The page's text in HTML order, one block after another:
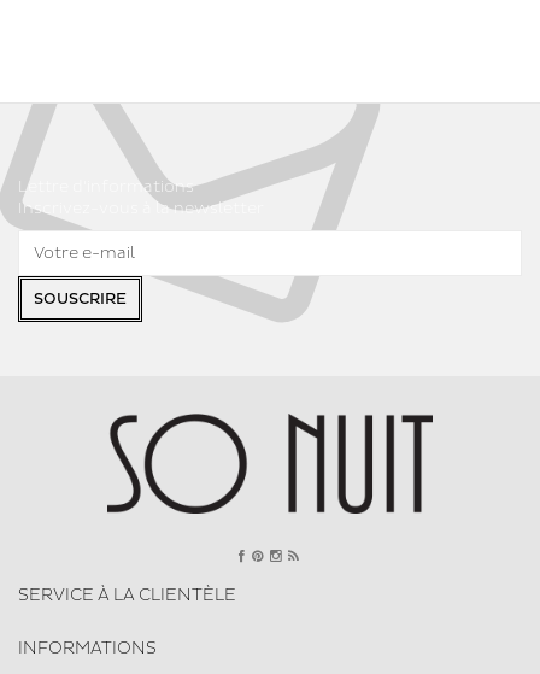
Lettre d'informations
Inscrivez-vous à la newsletter
SOUSCRIRE
SERVICE À LA CLIENTÈLE
INFORMATIONS